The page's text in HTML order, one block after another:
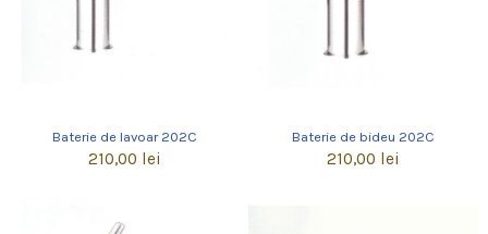
Baterie de lavoar 202C
210,00 lei
Baterie de bideu 202C
210,00 lei